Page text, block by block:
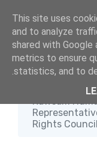
Rawsam
Rights
This site uses
and to analyze
shared with
metrics to ensure
statistics, and to